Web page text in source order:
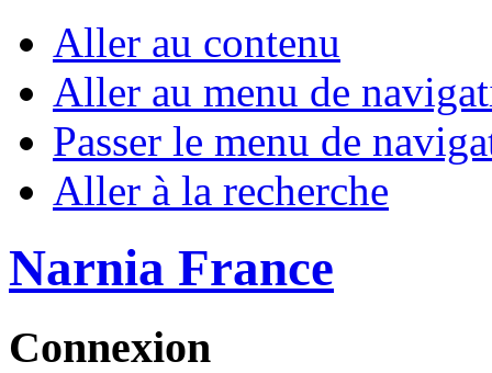
Aller au contenu
Aller au menu de
Passer le menu de
Aller à la recherche
Narnia France
Connexion